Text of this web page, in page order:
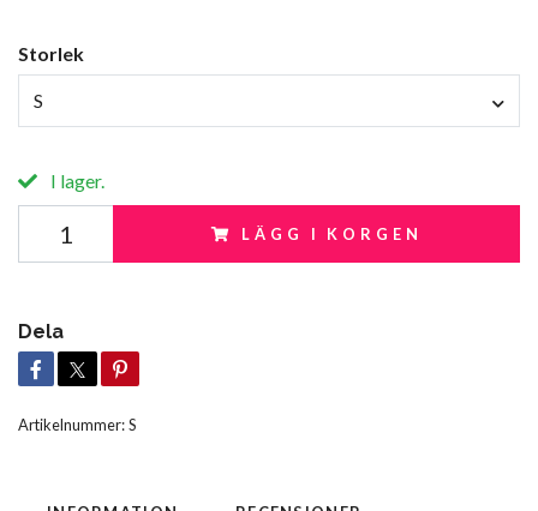
Storlek
S
I lager.
LÄGG I KORGEN
Dela
Artikelnummer:S